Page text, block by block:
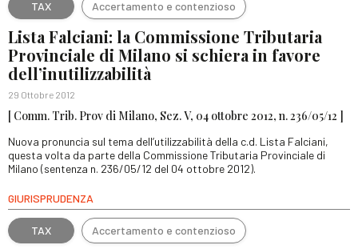
TAX Accertamento e contenzioso
Lista Falciani: la Commissione Tributaria
Provinciale di Milano si schiera in favore
dell’inutilizzabilità
29 Ottobre 2012
[ Comm. Trib. Prov di Milano, Sez. V, 04 ottobre 2012, n. 236/05/12 ]
Nuova pronuncia sul tema dell’utilizzabilità della c.d. Lista Falciani,
questa volta da parte della Commissione Tributaria Provinciale di
Milano (sentenza n. 236/05/12 del 04 ottobre 2012).
GIURISPRUDENZA
TAX Accertamento e contenzioso